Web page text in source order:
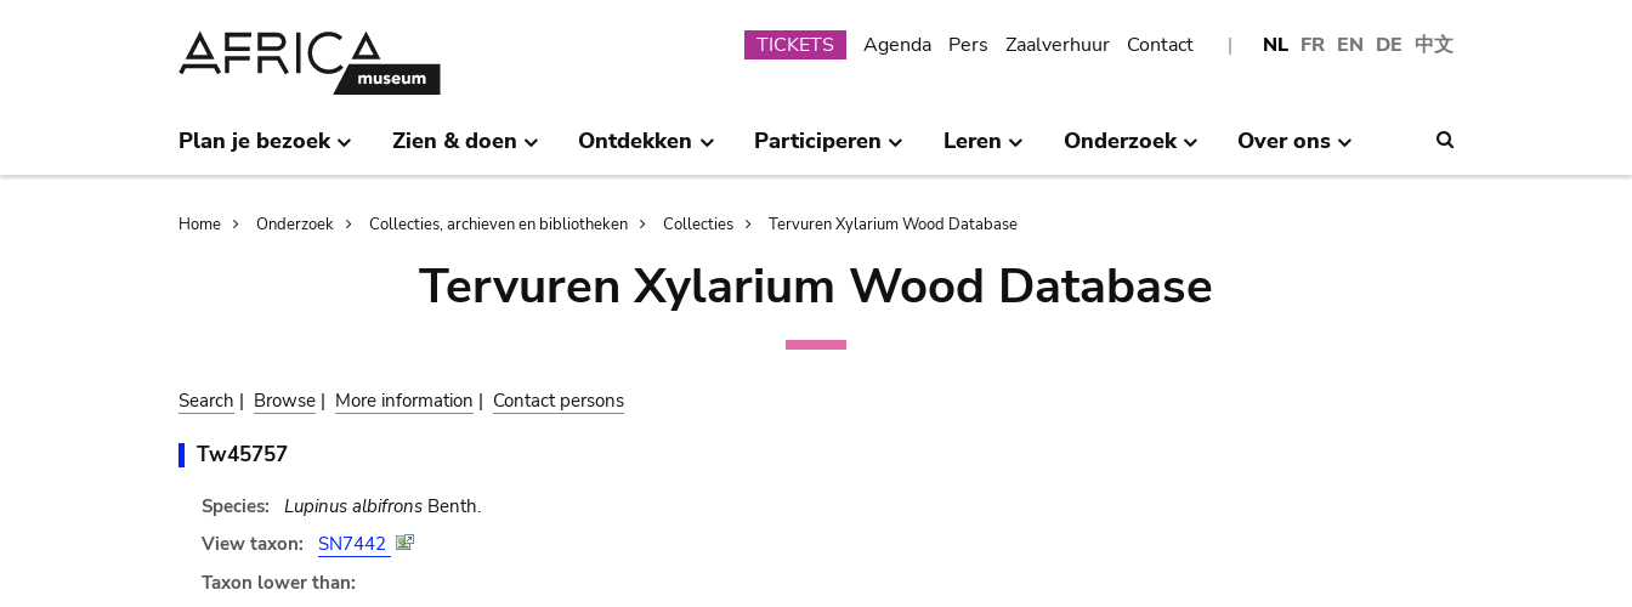
NL FR EN DE 中文
Submenu
TICKETS Agenda Pers Zaalverhuur Contact
Plan je bezoek Zien & doen Ontdekken Participeren Leren Onderzoek Over ons
Breadcrumb
Home Onderzoek Collecties, archieven en bibliotheken Collecties Tervuren Xylarium Wood Database
Tervuren Xylarium Wood Database
Search | Browse | More information | Contact persons
Tw45757
Species: Lupinus albifronsBenth.
View taxon:
SN7442
Taxon lower than: